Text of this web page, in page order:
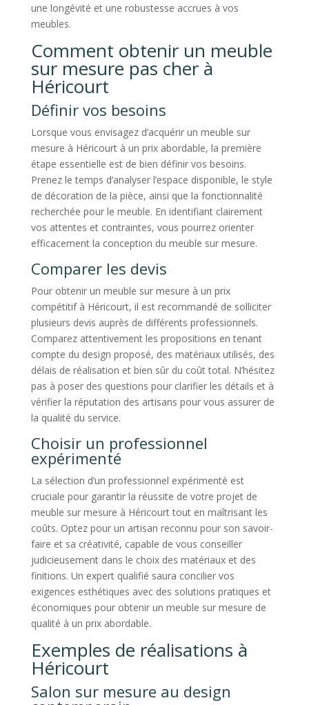
une longévité et une robustesse accrues à vos
meubles.
Comment obtenir un meuble
sur mesure pas cher à
Héricourt
Définir vos besoins
Lorsque vous envisagez d’acquérir un meuble sur
mesure à Héricourt à un prix abordable, la première
étape essentielle est de bien définir vos besoins.
Prenez le temps d’analyser l’espace disponible, le style
de décoration de la pièce, ainsi que la fonctionnalité
recherchée pour le meuble. En identifiant clairement
vos attentes et contraintes, vous pourrez orienter
efficacement la conception du meuble sur mesure.
Comparer les devis
Pour obtenir un meuble sur mesure à un prix
compétitif à Héricourt, il est recommandé de solliciter
plusieurs devis auprès de différents professionnels.
Comparez attentivement les propositions en tenant
compte du design proposé, des matériaux utilisés, des
délais de réalisation et bien sûr du coût total. N’hésitez
pas à poser des questions pour clarifier les détails et à
vérifier la réputation des artisans pour vous assurer de
la qualité du service.
Choisir un professionnel
expérimenté
La sélection d’un professionnel expérimenté est
cruciale pour garantir la réussite de votre projet de
meuble sur mesure à Héricourt tout en maîtrisant les
coûts. Optez pour un artisan reconnu pour son savoir-
faire et sa créativité, capable de vous conseiller
judicieusement dans le choix des matériaux et des
finitions. Un expert qualifié saura concilier vos
exigences esthétiques avec des solutions pratiques et
économiques pour obtenir un meuble sur mesure de
qualité à un prix abordable.
Exemples de réalisations à
Héricourt
Salon sur mesure au design